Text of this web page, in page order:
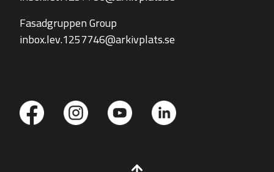
Fasadgruppen Group
inbox.lev.1257746@arkivplats.se